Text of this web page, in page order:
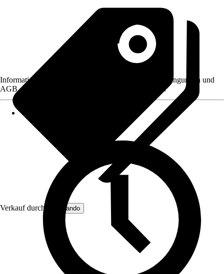
Verkauf durch: BuyLando
Informationen des Verkäufers, wie z. B. Rückgabebedingungen und
AGB, finden Sie bei Klick auf den Verkäufernamen.